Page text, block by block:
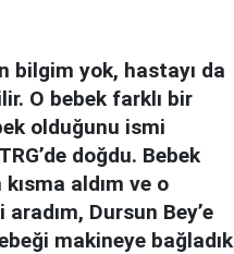
bilgim yok, hastayı da
O bebek farklı bir
olduğunu ismi
doğdu. Bebek
aldım ve o
Dursun Bey’e
makineye bağladık